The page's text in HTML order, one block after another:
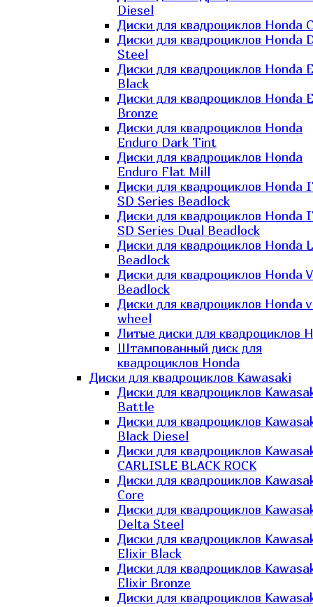
Diesel
Диски для квадроциклов Honda
Диски для квадроциклов Honda
Steel
Диски для квадроциклов Honda
Black
Диски для квадроциклов Honda
Bronze
Диски для квадроциклов Honda
Enduro Dark Tint
Диски для квадроциклов Honda
Enduro Flat Mill
Диски для квадроциклов Honda
SD Series Beadlock
Диски для квадроциклов Honda
SD Series Dual Beadlock
Диски для квадроциклов Honda
Beadlock
Диски для квадроциклов Honda
Beadlock
Диски для квадроциклов Honda
wheel
Литые диски для квадроциклов
Штампованный диск для
квадроциклов Honda
Диски для квадроциклов Kawasaki
Диски для квадроциклов
Battle
Диски для квадроциклов
Black Diesel
Диски для квадроциклов
CARLISLE BLACK ROCK
Диски для квадроциклов
Core
Диски для квадроциклов
Delta Steel
Диски для квадроциклов
Elixir Black
Диски для квадроциклов
Elixir Bronze
Диски для квадроциклов